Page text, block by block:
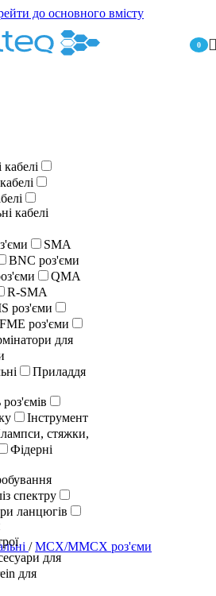
до основного вмісту
0
кабелі
кабелі
SMA
BNC роз'єми
QMA
R-SMA
роз'єми
FME роз'єми
для
Приладдя
Інструмент
стяжки,
Фідерні
спектру
ланцюгів
для
для
/ MCX/MMCX роз'єми